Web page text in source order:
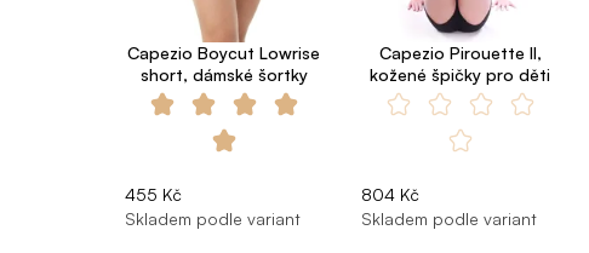
Capezio Boycut Lowrise
short, dámské šortky
455 Kč
Skladem podle variant
Capezio Pirouette II,
kožené špičky pro děti
804 Kč
Skladem podle variant